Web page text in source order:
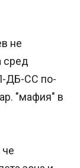
не
сред
ДБ-СС по-
"мафия" в
че